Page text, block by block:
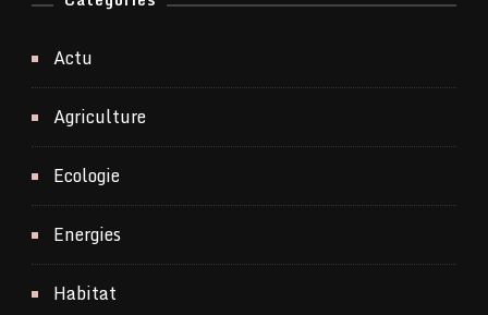
Actu
Agriculture
Ecologie
Energies
Habitat